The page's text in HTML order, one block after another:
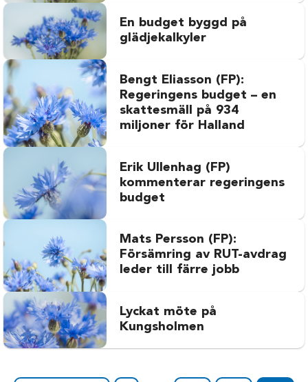
En budget byggd på
glädjekalkyler
Bengt Eliasson (FP):
Regeringens budget – en
skattesmäll på 934
miljoner för Halland
Erik Ullenhag (FP)
kommenterar regeringens
budget
Mats Persson (FP):
Försämring av RUT-avdrag
leder till färre jobb
Lyckat möte på
Kungsholmen